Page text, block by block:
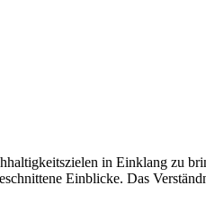
in Einklang zu
Einblicke. Das